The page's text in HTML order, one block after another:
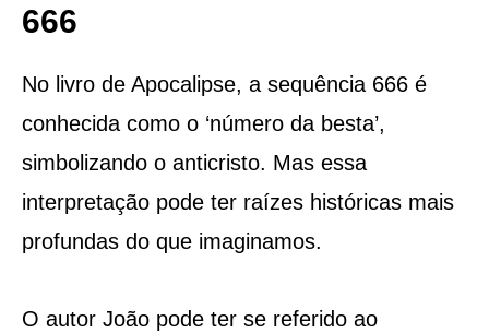
666
No livro de Apocalipse, a sequência 666 é
conhecida como o ‘número da besta’,
simbolizando o anticristo. Mas essa
interpretação pode ter raízes históricas mais
profundas do que imaginamos.
O autor João pode ter se referido ao